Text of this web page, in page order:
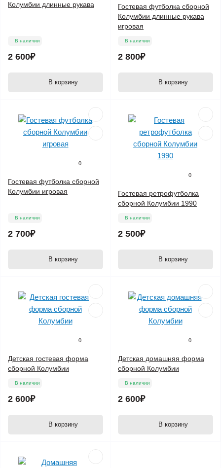
Колумбии длинные рукава
В наличии
2 600₽
В корзину
Гостевая футболка сборной
Колумбии длинные рукава
игровая
В наличии
2 800₽
В корзину
0
Гостевая футболка сборной
Колумбии игровая
В наличии
2 700₽
В корзину
0
Гостевая ретрофутболка
сборной Колумбии 1990
В наличии
2 500₽
В корзину
0
Детская гостевая форма
сборной Колумбии
В наличии
2 600₽
В корзину
0
Детская домашняя форма
сборной Колумбии
В наличии
2 600₽
В корзину